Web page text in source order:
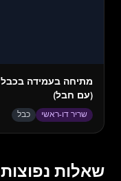
מתיחה בעמידה בכבל
(עם חבל)
שריר דו-ראשי כבל
שאלות נפוצות